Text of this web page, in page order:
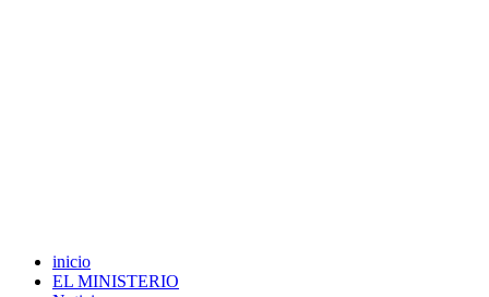
inicio
EL MINISTERIO